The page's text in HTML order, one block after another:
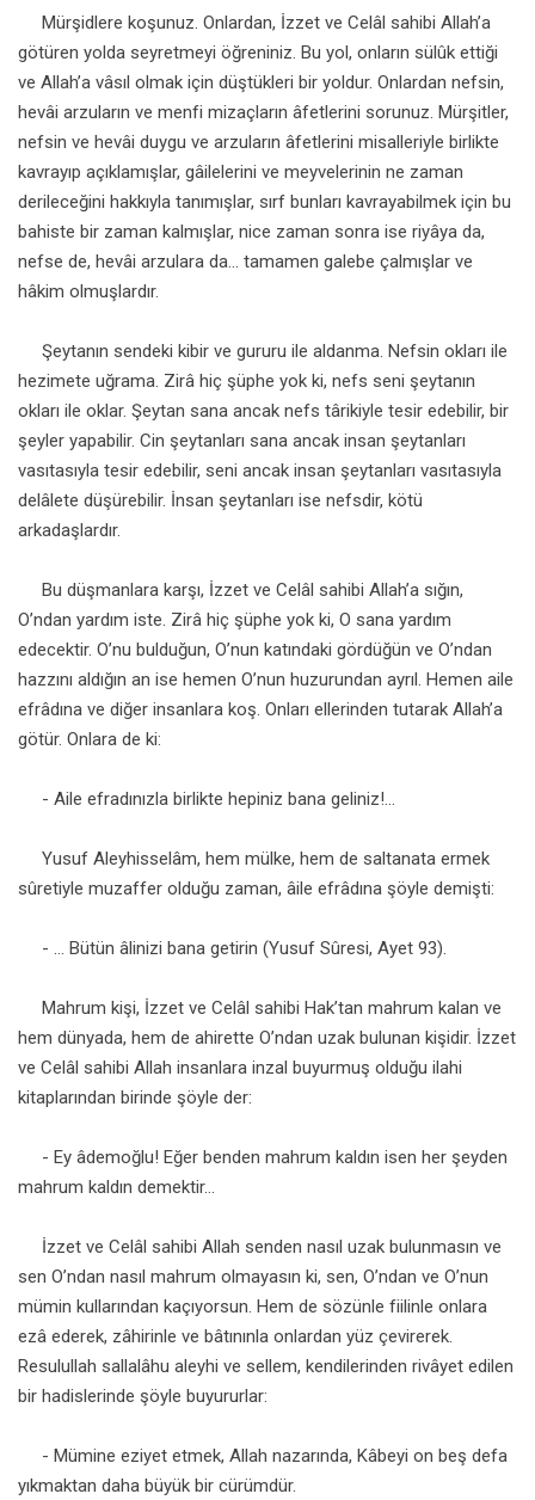
Mürşidlere koşunuz. Onlardan, İzzet ve Celâl sahibi Allah’a
götüren yolda seyretmeyi öğreniniz. Bu yol, onların sülûk ettiği
ve Allah’a vâsıl olmak için düştükleri bir yoldur. Onlardan nefsin,
hevâi arzuların ve menfi mizaçların âfetlerini sorunuz. Mürşitler,
nefsin ve hevâi duygu ve arzuların âfetlerini misalleriyle birlikte
kavrayıp açıklamışlar, gâilelerini ve meyvelerinin ne zaman
derileceğini hakkıyla tanımışlar, sırf bunları kavrayabilmek için bu
bahiste bir zaman kalmışlar, nice zaman sonra ise riyâya da,
nefse de, hevâi arzulara da... tamamen galebe çalmışlar ve
hâkim olmuşlardır.
Şeytanın sendeki kibir ve gururu ile aldanma. Nefsin okları ile
hezimete uğrama. Zirâ hiç şüphe yok ki, nefs seni şeytanın
okları ile oklar. Şeytan sana ancak nefs târikiyle tesir edebilir, bir
şeyler yapabilir. Cin şeytanları sana ancak insan şeytanları
vasıtasıyla tesir edebilir, seni ancak insan şeytanları vasıtasıyla
delâlete düşürebilir. İnsan şeytanları ise nefsdir, kötü
arkadaşlardır.
Bu düşmanlara karşı, İzzet ve Celâl sahibi Allah’a sığın,
O’ndan yardım iste. Zirâ hiç şüphe yok ki, O sana yardım
edecektir. O’nu bulduğun, O’nun katındaki gördüğün ve O’ndan
hazzını aldığın an ise hemen O’nun huzurundan ayrıl. Hemen aile
efrâdına ve diğer insanlara koş. Onları ellerinden tutarak Allah’a
götür. Onlara de ki:
- Aile efradınızla birlikte hepiniz bana geliniz!...
Yusuf Aleyhisselâm, hem mülke, hem de saltanata ermek
sûretiyle muzaffer olduğu zaman, âile efrâdına şöyle demişti:
- ... Bütün âlinizi bana getirin (Yusuf Sûresi, Ayet 93).
Mahrum kişi, İzzet ve Celâl sahibi Hak’tan mahrum kalan ve
hem dünyada, hem de ahirette O’ndan uzak bulunan kişidir. İzzet
ve Celâl sahibi Allah insanlara inzal buyurmuş olduğu ilahi
kitaplarından birinde şöyle der:
- Ey âdemoğlu! Eğer benden mahrum kaldın isen her şeyden
mahrum kaldın demektir...
İzzet ve Celâl sahibi Allah senden nasıl uzak bulunmasın ve
sen O’ndan nasıl mahrum olmayasın ki, sen, O’ndan ve O’nun
mümin kullarından kaçıyorsun. Hem de sözünle fiilinle onlara
ezâ ederek, zâhirinle ve bâtınınla onlardan yüz çevirerek.
Resulullah sallalâhu aleyhi ve sellem, kendilerinden rivâyet edilen
bir hadislerinde şöyle buyururlar:
- Mümine eziyet etmek, Allah nazarında, Kâbeyi on beş defa
yıkmaktan daha büyük bir cürümdür.